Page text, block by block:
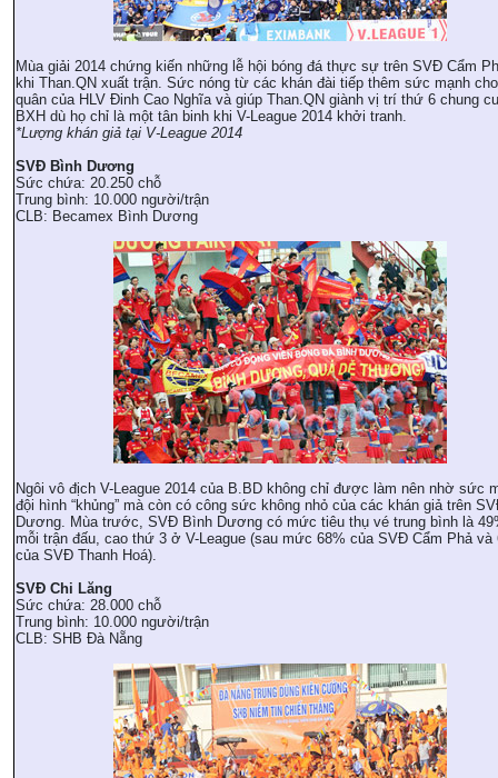
Mùa giải 2014 chứng kiến những lễ hội bóng đá thực sự trên SVĐ Cẩm
khi Than.QN xuất trận. Sức nóng từ các khán đài tiếp thêm sức mạnh
quân của HLV Đinh Cao Nghĩa và giúp Than.QN giành vị trí thứ 6 chung
BXH dù họ chỉ là một tân binh khi V-League 2014 khởi tranh.
*Lượng khán giả tại V-League 2014
SVĐ Bình Dương
Sức chứa: 20.250 chỗ
Trung bình: 10.000 người/trận
CLB: Becamex Bình Dương
Ngôi vô địch V-League 2014 của B.BD không chỉ được làm nên nhờ sức
đội hình “khủng” mà còn có công sức không nhỏ của các khán giả trên
Dương. Mùa trước, SVĐ Bình Dương có mức tiêu thụ vé trung bình là
mỗi trận đấu, cao thứ 3 ở V-League (sau mức 68% của SVĐ Cẩm Phả và
của SVĐ Thanh Hoá).
SVĐ Chi Lăng
Sức chứa: 28.000 chỗ
Trung bình: 10.000 người/trận
CLB: SHB Đà Nẵng